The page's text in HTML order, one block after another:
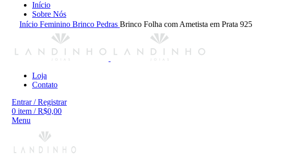
Início
Sobre Nós
Loja
Contato
Entrar / Registrar
0 item / R$0,00
Menu
Início Feminino Brinco Pedras Brinco Folha com Ametista em Prata 925